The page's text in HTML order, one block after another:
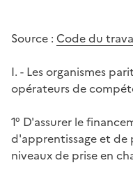
Source : Code du
I. - Les organismes
opérateurs de
1° D'assurer le
d'apprentissage et de
niveaux de prise en